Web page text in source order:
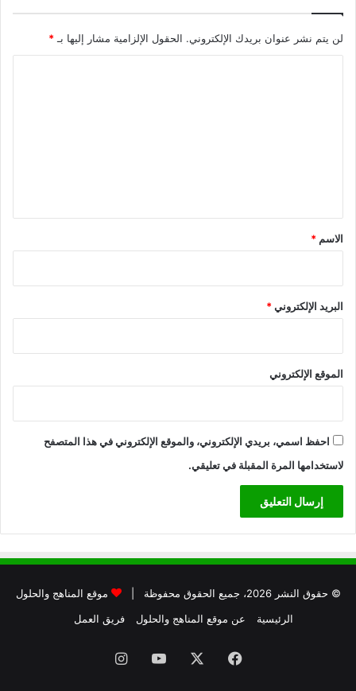
لن يتم نشر عنوان بريدك الإلكتروني. الحقول الإلزامية مشار إليها بـ *
*
الاسم *
البريد الإلكتروني*
الموقع الإلكتروني
احفظ اسمي، بريدي الإلكتروني، والموقع الإلكتروني في هذا المتصفح
لاستخدامها المرة المقبلة في تعليقي.
© حقوق النشر 2026، جميع الحقوق محفوظة |
موقع المناهج والحلول
الرئيسية
عن موقع المناهج والحلول فريق العمل
فيسبوك يوتيوبانستقرام